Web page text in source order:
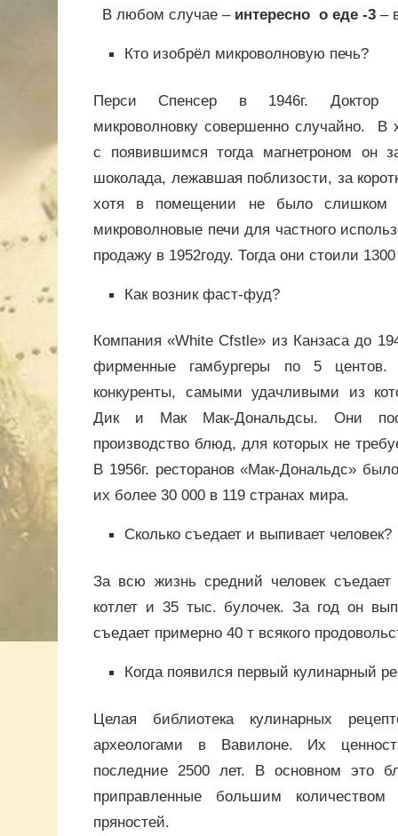
В любом случае – интересно о еде -3 –
Кто изобрёл микроволновую печь?
Перси Спенсер в 1946г. Доктор
микроволновку совершенно случайно. В
с появившимся тогда магнетроном он
шоколада, лежавшая поблизости, за
хотя в помещении не было слишком
микроволновые печи для частного
продажу в 1952году. Тогда они стоили
Как возник фаст-фуд?
Компания «White Cfstle» из Канзаса до
фирменные гамбургеры по 5
конкуренты, самыми удачливыми из
Дик и Мак Мак-Дональдсы. Они
производство блюд, для которых не
В 1956г. ресторанов «Мак-Дональдс»
их более 30 000 в 119 странах мира.
Сколько съедает и выпивает человек?
За всю жизнь средний человек
котлет и 35 тыс. булочек. За год он
съедает примерно 40 т всякого
Когда появился первый кулинарный
Целая библиотека кулинарных
археологами в Вавилоне. Их
последние 2500 лет. В основном это
приправленные большим
пряностей.